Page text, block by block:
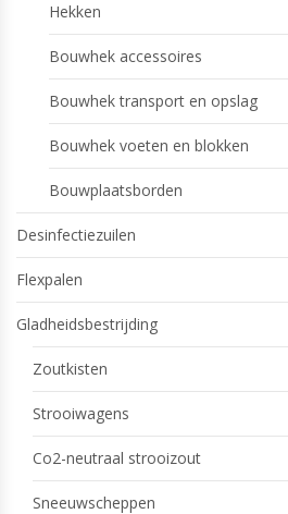
Hekken
Bouwhek accessoires
Bouwhek transport en opslag
Bouwhek voeten en blokken
Bouwplaatsborden
Desinfectiezuilen
Flexpalen
Gladheidsbestrijding
Zoutkisten
Strooiwagens
Co2-neutraal strooizout
Sneeuwscheppen